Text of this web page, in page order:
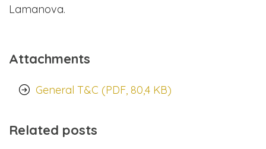
Lamanova.
Attachments
General T&C (PDF, 80,4 KB)
Related posts